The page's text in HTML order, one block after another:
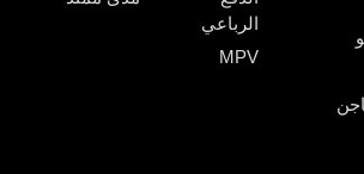
الرباعي
MPV